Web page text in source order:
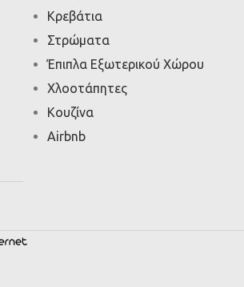
Κρεβάτια
Στρώματα
Έπιπλα Εξωτερικού Χώρου
Χλοοτάπητες
Κουζίνα
Airbnb